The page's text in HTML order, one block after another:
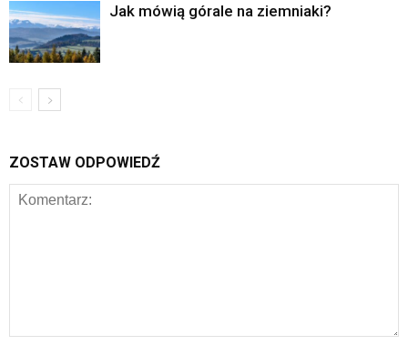
Jak mówią górale na ziemniaki?
ZOSTAW ODPOWIEDŹ